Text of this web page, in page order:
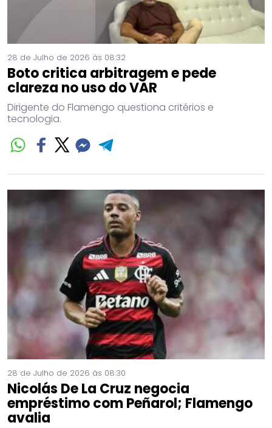
28 de Julho de 2026 às 08:32
Boto critica arbitragem e pede
clareza no uso do VAR
Dirigente do Flamengo questiona critérios e
tecnologia.
28 de Julho de 2026 às 08:30
Nicolás De La Cruz negocia
empréstimo com Peñarol; Flamengo
avalia